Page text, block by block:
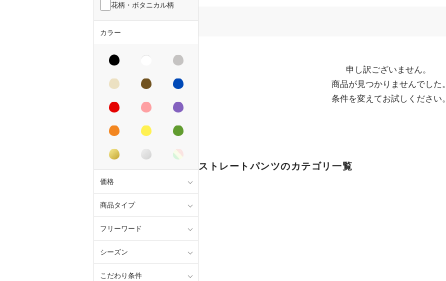
花柄・ボタニカル柄
カラー
価格
商品タイプ
フリーワード
シーズン
こだわり条件
申し訳ございません。
  条件を変えてお試しください。
ストレートパンツのカテゴリ一覧